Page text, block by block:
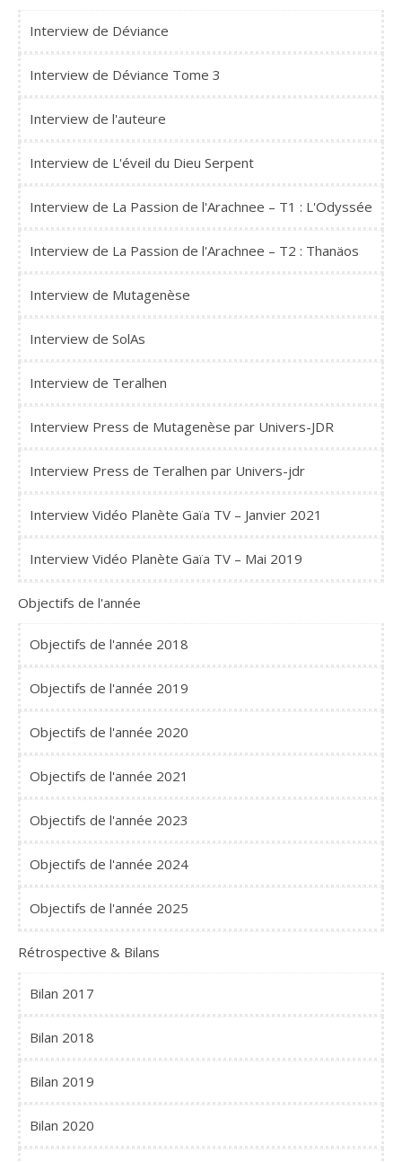
Interview de Déviance
Interview de Déviance Tome 3
Interview de l'auteure
Interview de L'éveil du Dieu Serpent
Interview de La Passion de l'Arachnee – T1 : L'Odyssée
Interview de La Passion de l'Arachnee – T2 : Thanäos
Interview de Mutagenèse
Interview de SolAs
Interview de Teralhen
Interview Press de Mutagenèse par Univers-JDR
Interview Press de Teralhen par Univers-jdr
Interview Vidéo Planète Gaïa TV – Janvier 2021
Interview Vidéo Planète Gaïa TV – Mai 2019
Objectifs de l'année
Objectifs de l'année 2018
Objectifs de l'année 2019
Objectifs de l'année 2020
Objectifs de l'année 2021
Objectifs de l'année 2023
Objectifs de l'année 2024
Objectifs de l'année 2025
Rétrospective & Bilans
Bilan 2017
Bilan 2018
Bilan 2019
Bilan 2020